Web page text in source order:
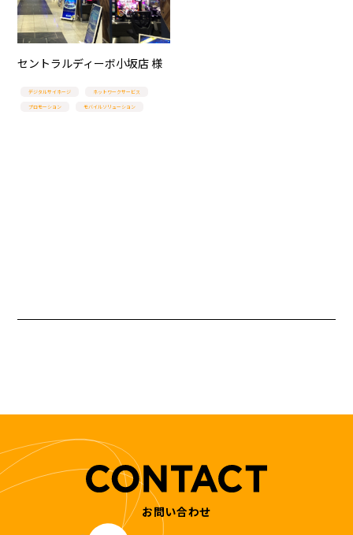
セントラルディーボ小坂店 様
デジタルサイネージ ネットワークサービス
プロモーション モバイルソリューション
お問い合わせ